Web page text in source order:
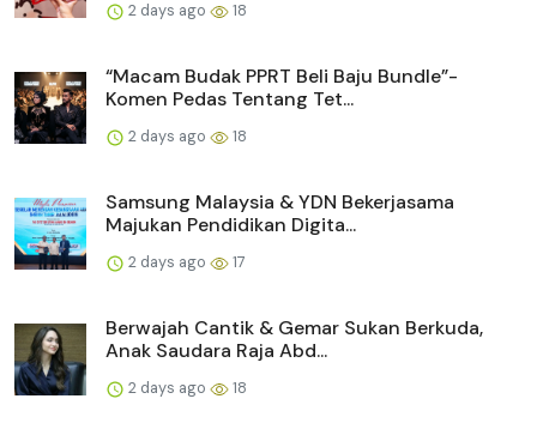
2 days ago 18
“Macam Budak PPRT Beli Baju Bundle”-
Komen Pedas Tentang Tet...
2 days ago 18
Samsung Malaysia & YDN Bekerjasama
Majukan Pendidikan Digita...
2 days ago 17
Berwajah Cantik & Gemar Sukan Berkuda,
Anak Saudara Raja Abd...
2 days ago 18